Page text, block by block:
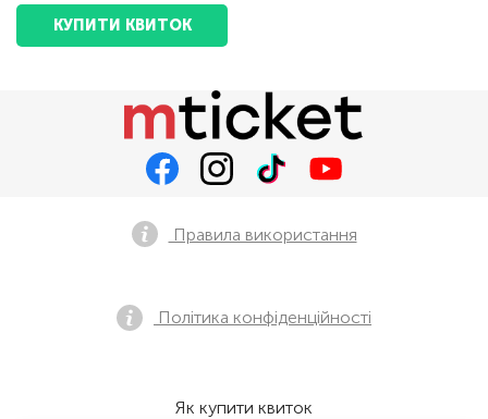
КУПИТИ КВИТОК
Правила використання
Політика конфіденційності
Як купити квиток